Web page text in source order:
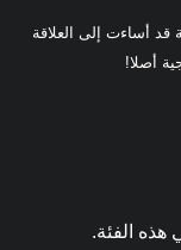
أساءت إلى العلاقة
أصلا!
الفئة.